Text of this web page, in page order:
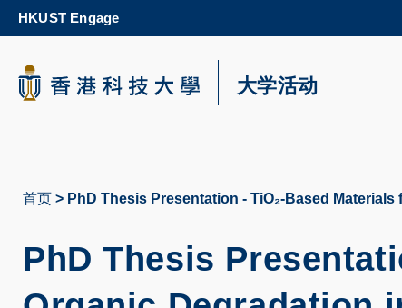
content
科大新闻
HKUST Engage
大学活动
包
首页 PhD Thesis Presentation - TiO₂-Based
PhD Thesis